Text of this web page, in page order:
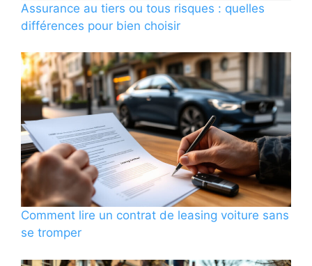
Assurance au tiers ou tous risques : quelles
différences pour bien choisir
Comment lire un contrat de leasing voiture sans
se tromper